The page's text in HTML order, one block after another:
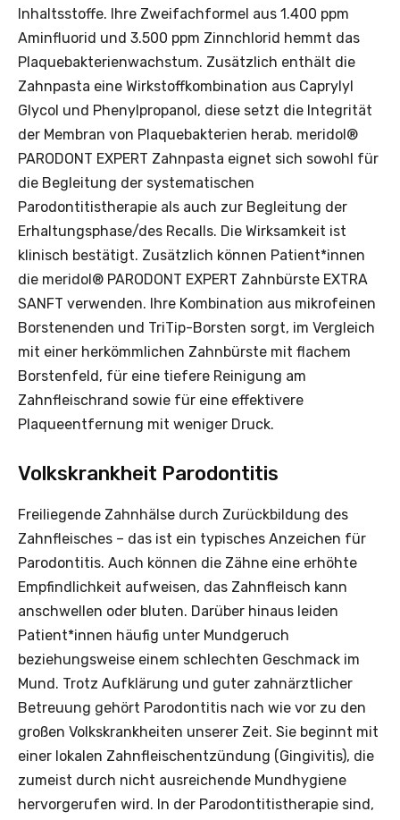
Inhaltsstoffe. Ihre Zweifachformel aus 1.400 ppm
Aminfluorid und 3.500 ppm Zinnchlorid hemmt das
Plaquebakterienwachstum. Zusätzlich enthält die
Zahnpasta eine Wirkstoffkombination aus Caprylyl
Glycol und Phenylpropanol, diese setzt die Integrität
der Membran von Plaquebakterien herab. meridol®
PARODONT EXPERT Zahnpasta eignet sich sowohl für
die Begleitung der systematischen
Parodontitistherapie als auch zur Begleitung der
Erhaltungsphase/des Recalls. Die Wirksamkeit ist
klinisch bestätigt. Zusätzlich können Patient*innen
die meridol® PARODONT EXPERT Zahnbürste EXTRA
SANFT verwenden. Ihre Kombination aus mikrofeinen
Borstenenden und TriTip-Borsten sorgt, im Vergleich
mit einer herkömmlichen Zahnbürste mit flachem
Borstenfeld, für eine tiefere Reinigung am
Zahnfleischrand sowie für eine effektivere
Plaqueentfernung mit weniger Druck.
Volkskrankheit Parodontitis
Freiliegende Zahnhälse durch Zurückbildung des
Zahnfleisches – das ist ein typisches Anzeichen für
Parodontitis. Auch können die Zähne eine erhöhte
Empfindlichkeit aufweisen, das Zahnfleisch kann
anschwellen oder bluten. Darüber hinaus leiden
Patient*innen häufig unter Mundgeruch
beziehungsweise einem schlechten Geschmack im
Mund. Trotz Aufklärung und guter zahnärztlicher
Betreuung gehört Parodontitis nach wie vor zu den
großen Volkskrankheiten unserer Zeit. Sie beginnt mit
einer lokalen Zahnfleischentzündung (Gingivitis), die
zumeist durch nicht ausreichende Mundhygiene
hervorgerufen wird. In der Parodontitistherapie sind,